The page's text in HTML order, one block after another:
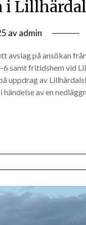
i
avadmin
avslag på ansökan
samt fritidshem vid
uppdrag av
av en